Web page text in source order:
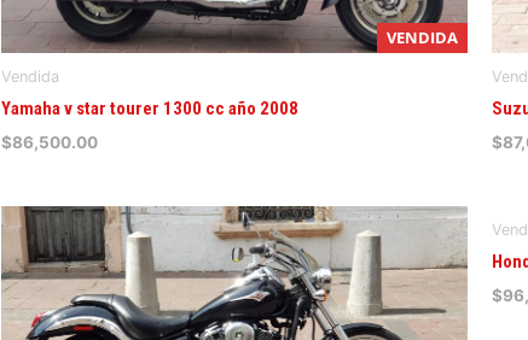
VENDIDA
Vendida
Yamaha v star tourer 1300 cc año 2008
$86,500.00 $
$